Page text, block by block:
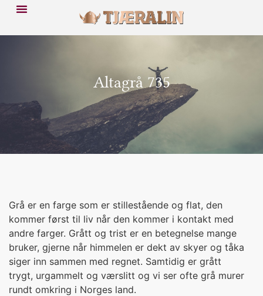
Altagrå 735
Grå er en farge som er stillestående og flat, den
kommer først til liv når den kommer i kontakt med
andre farger. Grått og trist er en betegnelse mange
bruker, gjerne når himmelen er dekt av skyer og tåka
siger inn sammen med regnet. Samtidig er grått
trygt, urgammelt og værslitt og vi ser ofte grå murer
rundt omkring i Norges land.